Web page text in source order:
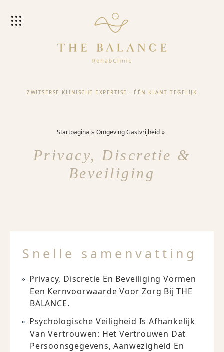
ZWITSERSE KLINISCHE EXPERTISE · ÉÉN KLANT TEGELIJK
Startpagina Omgeving Gastvrijheid
Privacy, Discretie &
Beveiliging
Snelle samenvatting
Privacy, Discretie En Beveiliging Vormen
Een Kernvoorwaarde Voor Zorg Bij THE
BALANCE.
Psychologische Veiligheid Is Afhankelijk
Van Vertrouwen: Het Vertrouwen Dat
Persoonsgegevens, Aanwezigheid En